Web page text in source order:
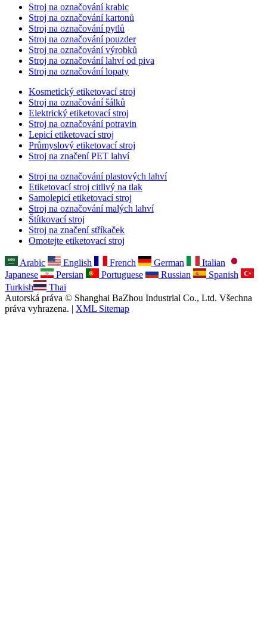
Stroj na označování krabic
Stroj na označování kartonů
Stroj na označování pytlů
Stroj na označování pouzder
Stroj na označování výrobků
Stroj na označování lahví od piva
Stroj na označování lopaty
Kosmetický etiketovací stroj
Stroj na označování šálků
Elektrický etiketovací stroj
Stroj na označování potravin
Lepicí etiketovací stroj
Průmyslový etiketovací stroj
Stroj na značení PET lahví
Stroj na označování plastových lahví
Etiketovací stroj citlivý na tlak
Samolepicí etiketovací stroj
Stroj na označování malých lahví
Štítkovací stroj
Stroj na značení stříkaček
Omotejte etiketovací stroj
Arabic English French German
Italian
Japanese
Persian Portuguese Russian
Spanish
Turkish
Thai
Autorská práva © Shanghai BaZhou Industrial Co., Ltd. Všechna
práva vyhrazena. | XML Sitemap